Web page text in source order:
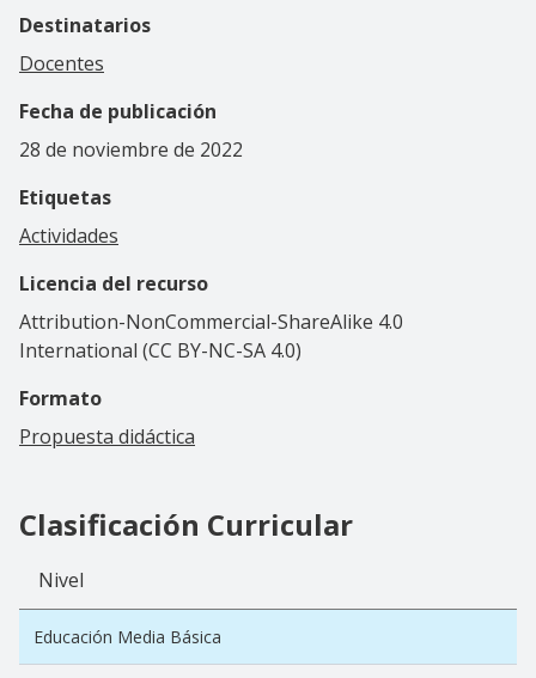
Destinatarios
Docentes
Fecha de publicación
28 de noviembre de 2022
Etiquetas
Actividades
Licencia del recurso
Attribution-NonCommercial-ShareAlike 4.0
International (CC BY-NC-SA 4.0)
Formato
Propuesta didáctica
Clasificación Curricular
Nivel
Educación Media Básica